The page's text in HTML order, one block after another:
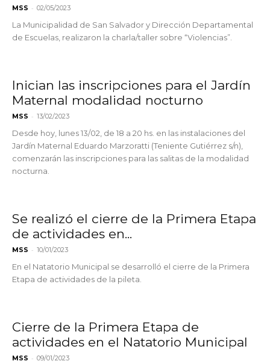
MSS - 02/05/2023
La Municipalidad de San Salvador y Dirección Departamental
de Escuelas, realizaron la charla/taller sobre “Violencias”.
Inician las inscripciones para el Jardín
Maternal modalidad nocturno
MSS - 13/02/2023
Desde hoy, lunes 13/02, de 18 a 20 hs. en las instalaciones del
Jardín Maternal Eduardo Marzoratti (Teniente Gutiérrez s/n),
comenzarán las inscripciones para las salitas de la modalidad
nocturna.
Se realizó el cierre de la Primera Etapa
de actividades en...
MSS - 10/01/2023
En el Natatorio Municipal se desarrolló el cierre de la Primera
Etapa de actividades de la pileta.
Cierre de la Primera Etapa de
actividades en el Natatorio Municipal
MSS - 09/01/2023